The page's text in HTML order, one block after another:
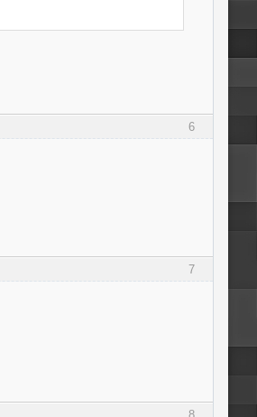
6
7